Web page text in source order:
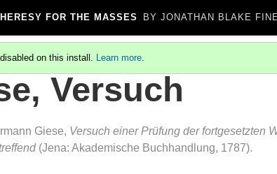
FOR THE MASSES BY JONATHAN BLAKE
on this install. Learn more.
Versuch
Giese, Versuch einer Prüfung der fortgesetzten
(Jena: Akademische Buchhandlung, 1787).